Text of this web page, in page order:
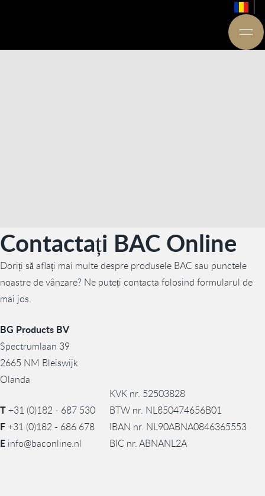
Contactați BAC Online
Doriți să aflați mai multe despre produsele BAC sau punctele
noastre de vânzare? Ne puteți contacta folosind formularul de
mai jos.
BG Products BV
Spectrumlaan 39
2665 NM Bleiswijk
Olanda
T+31 (0)182 - 687 530
F+31 (0)182 - 686 678
E info@baconline.nl
KVK nr. 52503828
BTW nr. NL850474656B01
IBAN nr. NL90ABNA0846365553
BIC nr. ABNANL2A